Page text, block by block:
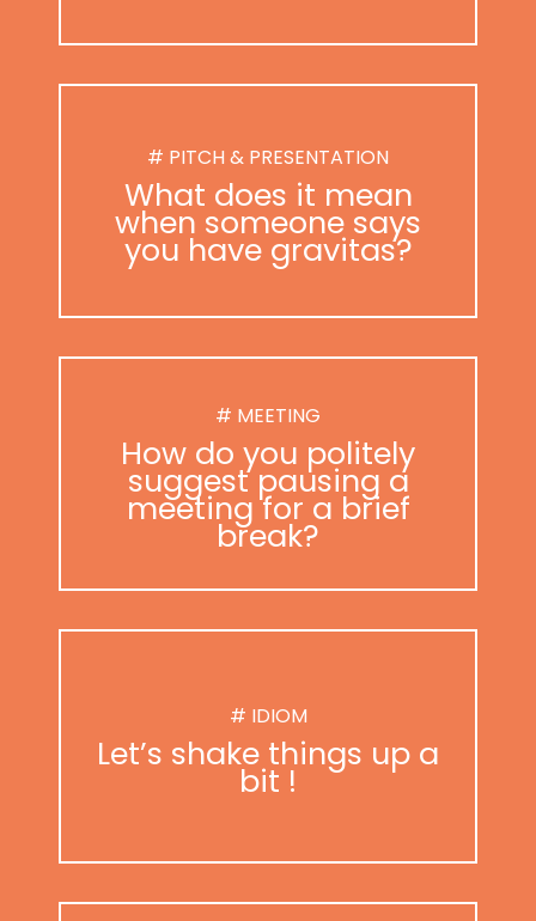
# PITCH & PRESENTATION
What does it mean
when someone says
you have gravitas?
# MEETING
How do you politely
suggest pausing a
meeting for a brief
break?
# IDIOM
Let’s shake things up a
bit !